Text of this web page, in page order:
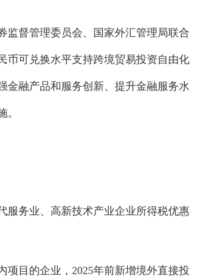
监督管理委员会、国家外汇管理局联合
币可兑换水平支持跨境贸易投资自由化
金融产品和服务创新、提升金融服务水
服务业、高新技术产业企业所得税优惠
目的企业，2025年前新增境外直接投